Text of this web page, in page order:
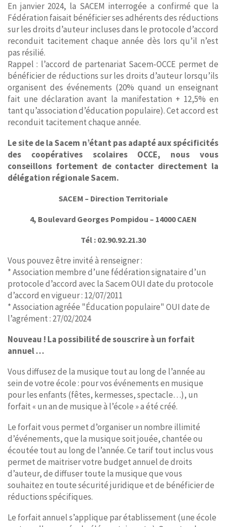
En janvier 2024, la SACEM interrogée a confirmé que la
Fédération faisait bénéficier ses adhérents des réductions
sur les droits d’auteur incluses dans le protocole d’accord
reconduit tacitement chaque année dès lors qu’il n’est
pas résilié.
Rappel : l’accord de partenariat Sacem-OCCE permet de
bénéficier de réductions sur les droits d’auteur lorsqu’ils
organisent des événements (20% quand un enseignant
fait une déclaration avant la manifestation + 12,5% en
tant qu’association d’éducation populaire). Cet accord est
reconduit tacitement chaque année.
Le site de la Sacem n’étant pas adapté aux spécificités
des coopératives scolaires OCCE, nous vous
conseillons fortement de contacter directement la
délégation régionale Sacem.
SACEM – Direction Territoriale
4, Boulevard Georges Pompidou – 14000 CAEN
Tél : 02.90.92.21.30
Vous pouvez être invité à renseigner :
* Association membre d’une fédération signataire d’un
protocole d’accord avec la Sacem OUI date du protocole
d’accord en vigueur : 12/07/2011
* Association agréée "Éducation populaire" OUI date de
l’agrément : 27/02/2024
Nouveau ! La possibilité de souscrire à un forfait
annuel …
Vous diffusez de la musique tout au long de l’année au
sein de votre école : pour vos événements en musique
pour les enfants (fêtes, kermesses, spectacle…), un
forfait « un an de musique à l’école » a été créé.
Le forfait vous permet d’organiser un nombre illimité
d’événements, que la musique soit jouée, chantée ou
écoutée tout au long de l’année. Ce tarif tout inclus vous
permet de maitriser votre budget annuel de droits
d’auteur, de diffuser toute la musique que vous
souhaitez en toute sécurité juridique et de bénéficier de
réductions spécifiques.
Le forfait annuel s’applique par établissement (une école